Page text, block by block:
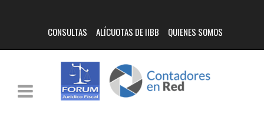
CONSULTAS ALÍCUOTAS DE IIBB QUIENES SOMOS